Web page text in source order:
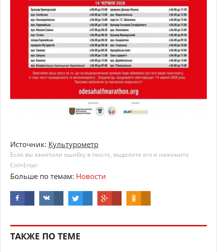
Источник: Культурометр
Если вы заметили ошибку в тексте, выделите его и нажимите
Ctrl+Enter
Больше по темам: Новости
ТАКЖЕ ПО ТЕМЕ